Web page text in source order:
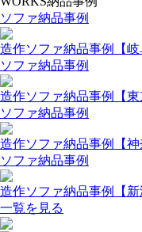
ソファ納品事例
造作ソファ納品事例【岐
ソファ納品事例
造作ソファ納品事例【東
ソファ納品事例
造作ソファ納品事例【神
ソファ納品事例
造作ソファ納品事例【新
一覧を見る